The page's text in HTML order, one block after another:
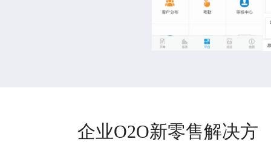
企业O2O新零售解决方